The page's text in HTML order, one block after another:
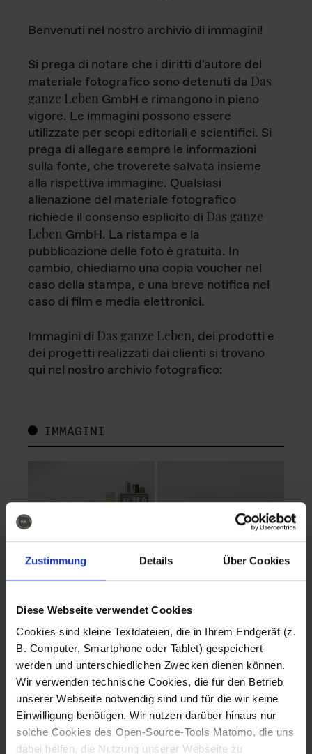
Zustimmung Details Über Cookies
Diese Webseite verwendet Cookies
Cookies sind kleine Textdateien, die in Ihrem Endgerät (z.
B. Computer, Smartphone oder Tablet) gespeichert
werden und unterschiedlichen Zwecken dienen können.
Wir verwenden technische Cookies, die für den Betrieb
unserer Webseite notwendig sind und für die wir keine
Einwilligung benötigen. Wir nutzen darüber hinaus nur
solche Cookies des Open-Source-Tools Matomo, die uns
dabei helfen, die Nutzung unserer Webseite zu
Benvenuti nel nostro archivio di immagini!
Si prega di notare che i diritti d'autore del
materiale fotografico sono detenuti da Das
ganze Leben GmbH e rimangono in pieno
vigore. Le immagini possono essere
utilizzate per scopi editoriali e scientifici. Si
prega di allegare sempre le informazioni
sulla fonte, che troverete salvata insieme
alla rispettiva immagine. Qualsiasi
alienazione del materiale fotografico
richiede il consenso esplicito di Das ganze
Leben GmbH. La ristampa e la
pubblicazione delle foto è gratuita. In
cambio, chiediamo una copia voucher nel
caso della stampa, e una breve notifica nel
caso di film e media elettronici.
Immagini di Das ganze Leben, dei prodotti e
dei progetti realizzati dai clienti si trovano
qui nel nostro archivio fotografico:
IMMAGINI
Fotografo: Lorenz
Sternbach
Download
Fotografo: Lorenz
Sternbach
Download